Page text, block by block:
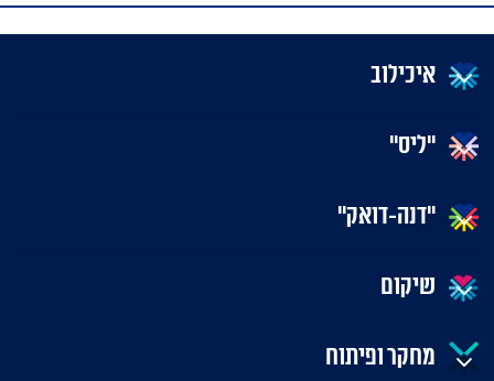
איכילוב
"ליס"
"דנה-דואק"
שיקום
מחקר ופיתוח